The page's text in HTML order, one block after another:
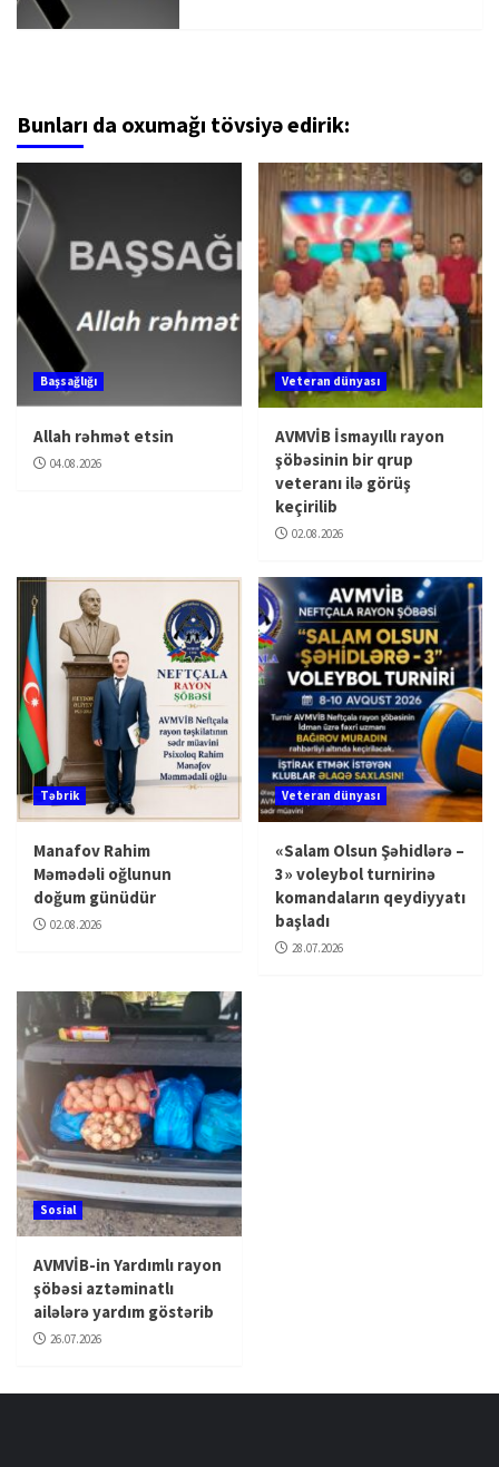
Bunları da oxumağı tövsiyə edirik:
Başsağlığı
Allah rəhmət etsin
04.08.2026
Veteran dünyası
AVMVİB İsmayıllı rayon
şöbəsinin bir qrup
veteranı ilə görüş
keçirilib
02.08.2026
Təbrik
Manafov Rahim
Məmədəli oğlunun
doğum günüdür
02.08.2026
Veteran dünyası
«Salam Olsun Şəhidlərə –
3» voleybol turnirinə
komandaların qeydiyyatı
başladı
28.07.2026
Sosial
AVMVİB-in Yardımlı rayon
şöbəsi aztəminatlı
ailələrə yardım göstərib
26.07.2026